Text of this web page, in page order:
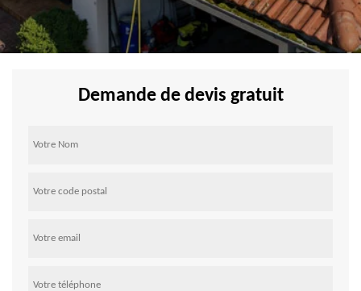
Demande de devis gratuit